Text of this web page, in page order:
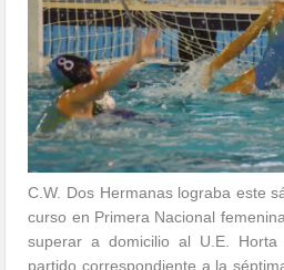
C.W. Dos Hermanas lograba este
curso en Primera Nacional
superar a domicilio al U.E.
partido correspondiente a la